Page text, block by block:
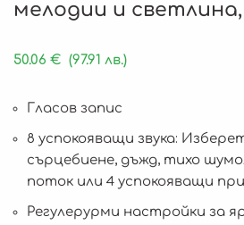
мелодии и
50.06 € (97.91 лв.)
Гласов запис
8 успокояващи звука:
сърцебиене, дъжд, тихо
поток или 4 успокояващи
Регулерурми настройки за